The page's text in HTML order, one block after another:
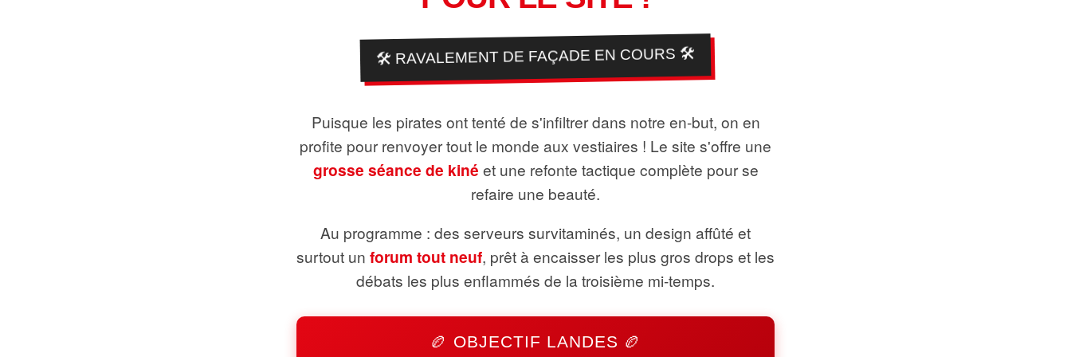
🛠️ RAVALEMENT DE FAÇADE EN COURS 🛠️
Puisque les pirates ont tenté de s'infiltrer dans notre en-but, on en
profite pour renvoyer tout le monde aux vestiaires ! Le site s'offre une
grosse séance de kiné et une refonte tactique complète pour se
refaire une beauté.
Au programme : des serveurs survitaminés, un design affûté et
surtout un forum tout neuf, prêt à encaisser les plus gros drops et les
débats les plus enflammés de la troisième mi-temps.
🏉 OBJECTIF LANDES 🏉